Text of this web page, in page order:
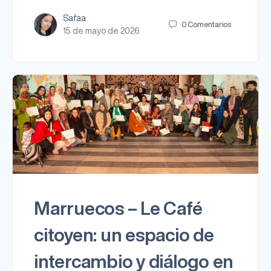
Safaa
15 de mayo de 2026
0 Comentarios
Marruecos – Le Café
citoyen: un espacio de
intercambio y diálogo en